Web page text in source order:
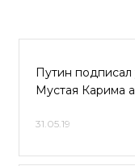
Путин
Мустая Карима
31.05.19